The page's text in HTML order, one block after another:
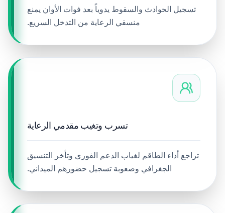
تسجيل الحوادث والسقوط يدوياً بعد فوات الأوان يمنع
منسقي الرعاية من التدخل السريع.
تسرب وتغيب مقدمي الرعاية
تراجع أداء الطاقم لغياب الدعم الفوري وتأخر التنسيق
الجغرافي وصعوبة تسجيل حضورهم الميداني.